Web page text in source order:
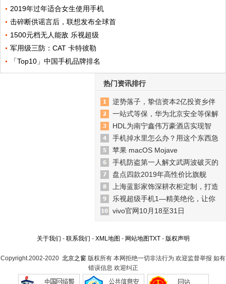
2019年过年适合女生使用手机
击碎断供谣言后，联想发布全球首
1500元档无人能敌 乐视超级
军用级三防：CAT 卡特彼勒
「Top10」中国手机品牌排名
热门资讯排行
逆势落子，挚信资本2亿投资乡伴
一站式等保，华为北京安全等保解
HDL为南宁鑫伟万豪酒店实现智
手机掉水里怎么办？用这个东西急
苹果 macOS Mojave
手机防盗第一人解文武两波破灭的
盘点四款2019年高性价比旗舰
上海蓝影家饰深耕衣柜定制，打造
乐视超级手机1—精美绝伦，让你
vivo官网10月18至31日
关于我们 - 联系我们 - XML地图 - 网站地图TXT- 版权声明
Copyright.2002-2020 北京之窗 版权所有 本网拒绝一切非法行为 欢迎监督举报 如有
错误信息 欢迎纠正